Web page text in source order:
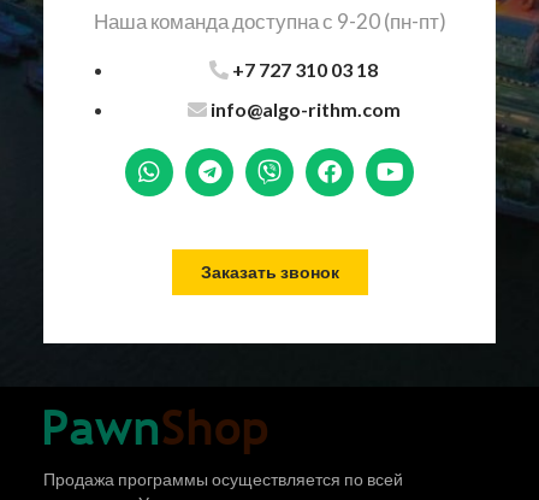
Наша команда доступна с 9-20 (пн-пт)
+7 727 310 03 18
info@algo-rithm.com
Заказать звонок
Продажа программы осуществляется по всей